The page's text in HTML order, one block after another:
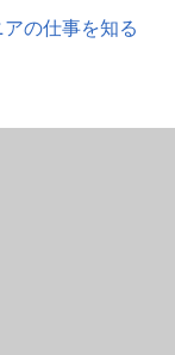
の仕事を知る